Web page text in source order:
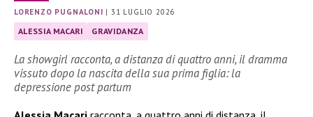
LORENZO PUGNALONI |31 LUGLIO 2026
ALESSIA MACARI GRAVIDANZA
La showgirl racconta, a distanza di quattro anni, il dramma
vissuto dopo la nascita della sua prima figlia: la
depressione post partum